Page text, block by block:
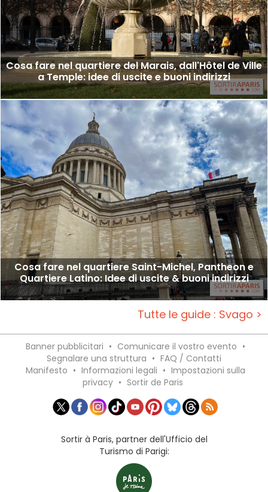
Cosa fare nel quartiere del Marais, dall'Hôtel de Ville
a Temple: idee di uscite e buoni indirizzi
Cosa fare nel quartiere Saint-Michel, Pantheon e
Quartiere Latino: Idee di uscite & buoni indirizzi
Tutte le guide : Svago >
Banner pubblicitari • Comunicare il vostro evento •
Segnalare una struttura • FAQ / Contatti
Manifesto • Informazioni legali • Impostazioni sulla
privacy • Sortir de Paris
Sortir à Paris, partner dell'Ufficio del
Turismo di Parigi: